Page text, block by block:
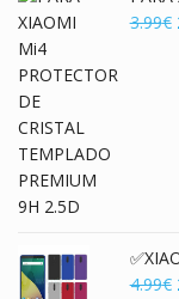
3.99€
4.99€